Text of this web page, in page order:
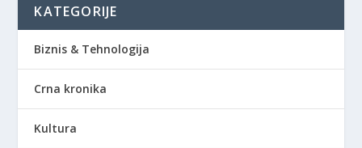
KATEGORIJE
Biznis & Tehnologija
Crna kronika
Kultura